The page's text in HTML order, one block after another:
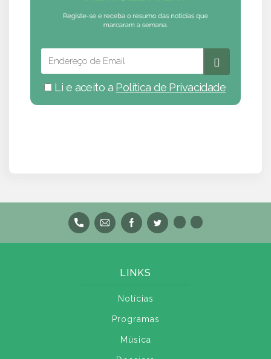
Li e aceito a Política de Privacidade
LINKS
Notícias
Programas
Música